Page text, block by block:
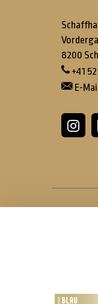
8200
+41
E-Mail
